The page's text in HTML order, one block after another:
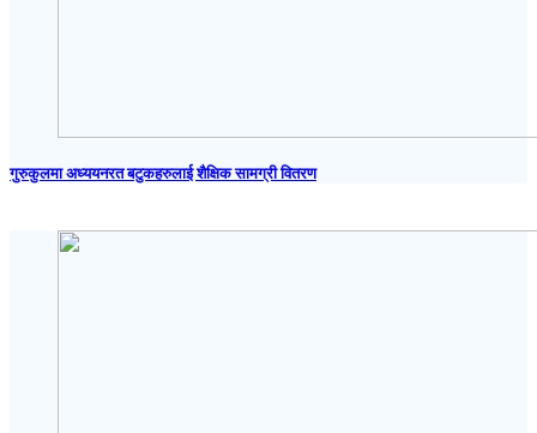
गुरुकुलमा अध्ययनरत बटुकहरुलाई शैक्षिक सामग्री वितरण